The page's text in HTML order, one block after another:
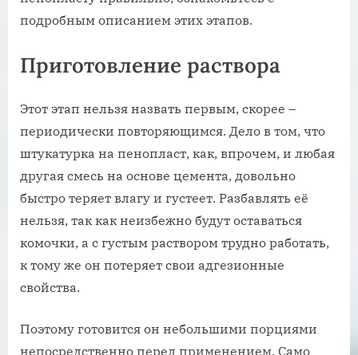
подробным описанием этих этапов.
Приготовление раствора
Этот этап нельзя назвать первым, скорее –
периодически повторяющимся. Дело в том, что
штукатурка на пенопласт, как, впрочем, и любая
другая смесь на основе цемента, довольно
быстро теряет влагу и густеет. Разбавлять её
нельзя, так как неизбежно будут оставаться
комочки, а с густым раствором трудно работать,
к тому же он потеряет свои адгезионные
свойства.
Поэтому готовится он небольшими порциями
непосредственно перед применением. Само